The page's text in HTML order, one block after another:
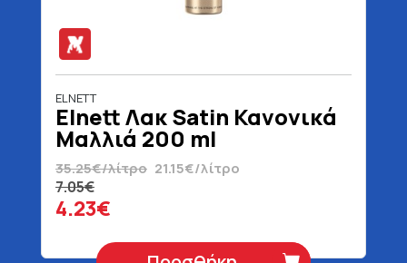
ELNETT
Elnett Λακ Satin Κανονικά
Μαλλιά 200 ml
35.25€/λίτρο 21.15€/λίτρο
7.05€
4.23€